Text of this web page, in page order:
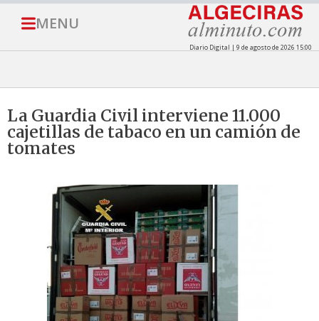
MENU
Diario Digital | 9 de agosto de 2026 15:00
La Guardia Civil interviene 11.000
cajetillas de tabaco en un camión de
tomates